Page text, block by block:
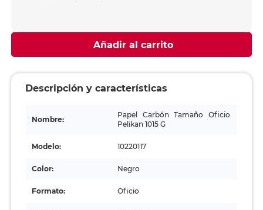
Añadir al carrito
Descripción y características
Nombre:
Papel Carbón Tamaño Oficio
Pelikan 1015 G
Modelo: 10220117
Color: Negro
Formato: Oficio